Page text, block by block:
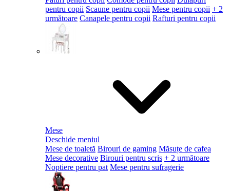
pentru copii Scaune pentru copii Mese pentru copii + 2
următoare Canapele pentru copii Rafturi pentru copii
Mese
Deschide meniul
Mese de toaletă Birouri de gaming Măsuțe de cafea
Mese decorative Birouri pentru scris + 2 următoare
Noptiere pentru pat Mese pentru sufragerie